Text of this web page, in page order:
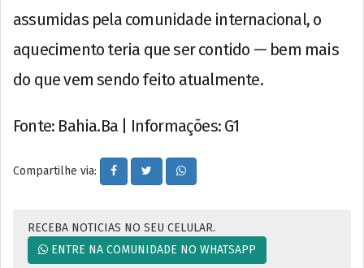
assumidas pela comunidade internacional, o
aquecimento teria que ser contido — bem mais
do que vem sendo feito atualmente.
Fonte: Bahia.Ba | Informações: G1
Compartilhe via:
RECEBA NOTICIAS NO SEU CELULAR.
ENTRE NA COMUNIDADE NO WHATSAPP